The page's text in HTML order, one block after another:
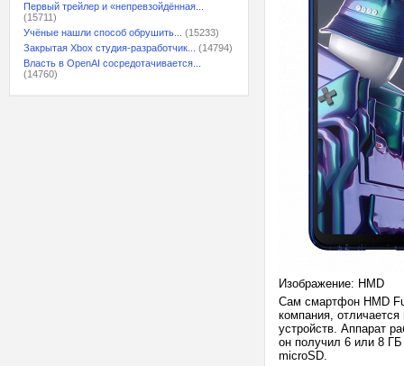
Первый трейлер и «непревзойдённая...
(15711)
Учёные нашли способ обрушить...
(15233)
Закрытая Xbox студия-разработчик...
(14794)
Власть в OpenAI сосредотачивается...
(14760)
Изображение: HMD
Сам смартфон HMD
компания,
устройств. Аппарат
он получил 6 или 8
microSD.